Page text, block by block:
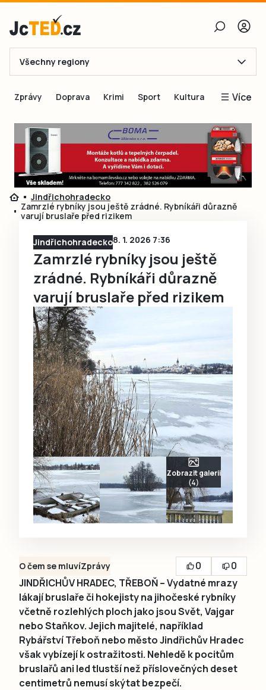
E-mail
Obnovit heslo
Přihlásit se
Přihlásit se přes Facebook
Ještě nemám účet, chci se
Všechny regiony
Zprávy Doprava Krimi Sport Kultura Více
Blogy
Inspirace
Čtenáři píší
Speciální přílohy
Jindřichohradecko
Zamrzlé rybníky jsou ještě zrádné. Rybníkáři důrazně
varují bruslaře před rizikem
Jindřichohradecko8. 1. 2026 7:36
Zamrzlé rybníky jsou ještě
zrádné. Rybníkáři důrazně
varují bruslaře před rizikem
Zobrazit galerii
(4)
O čem se mluvíZprávy 0
0
JINDŘICHŮV HRADEC, TŘEBOŇ – Vydatné mrazy
lákají bruslaře či hokejisty na jihočeské rybníky
včetně rozlehlých ploch jako jsou Svět, Vajgar
nebo Staňkov. Jejich majitelé, například
Rybářství Třeboň nebo město Jindřichův Hradec
však vybízejí k ostražitosti. Nehledě k pocitům
bruslařů ani led tlustší než příslovečných deset
centimetrů nemusí skýtat bezpečí.